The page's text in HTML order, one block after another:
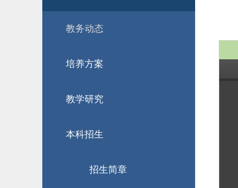
教务动态
培养方案
教学研究
本科招生
招生简章